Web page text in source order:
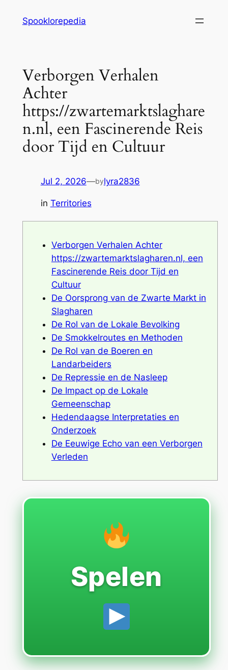
Spooklorepedia
Verborgen Verhalen
Achter
https://zwartemarktslaghare
n.nl, een Fascinerende Reis
door Tijd en Cultuur
Jul 2, 2026—bylyra2836
in Territories
Verborgen Verhalen Achter
https://zwartemarktslagharen.nl, een
Fascinerende Reis door Tijd en
Cultuur
De Oorsprong van de Zwarte Markt in
Slagharen
De Rol van de Lokale Bevolking
De Smokkelroutes en Methoden
De Rol van de Boeren en
Landarbeiders
De Repressie en de Nasleep
De Impact op de Lokale
Gemeenschap
Hedendaagse Interpretaties en
Onderzoek
De Eeuwige Echo van een Verborgen
Verleden
Spelen